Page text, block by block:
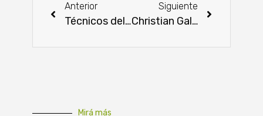
Anterior
Técnicos del Mercosur analizaron pedidos de modificaciones arancelarias
Siguiente
Christian Galeano continúa liderazgo en Angus Paraguay tras reelección
Mirá más